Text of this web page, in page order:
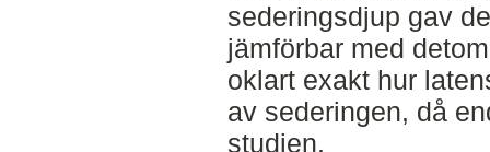
sederingsdjup gav
jämförbar med
oklart exakt hur
av sederingen, då
studien.